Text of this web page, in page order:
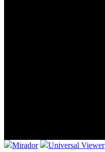
Mirador Universal Viewer